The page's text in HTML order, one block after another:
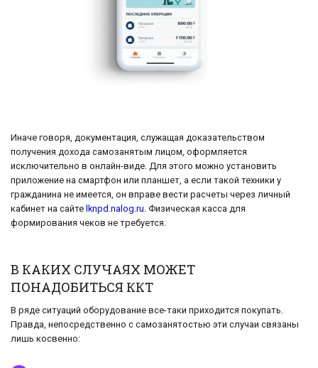
Иначе говоря, документация, служащая доказательством
получения дохода самозанятым лицом, оформляется
исключительно в онлайн-виде. Для этого можно установить
приложение на смартфон или планшет, а если такой техники у
гражданина не имеется, он вправе вести расчеты через личный
кабинет на сайте lknpd.nalog.ru . Физическая касса для
формирования чеков не требуется.
В КАКИХ СЛУЧАЯХ МОЖЕТ
ПОНАДОБИТЬСЯ ККТ
В ряде ситуаций оборудование все-таки приходится покупать.
Правда, непосредственно с самозанятостью эти случаи связаны
лишь косвенно: